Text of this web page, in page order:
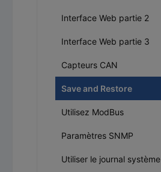
Interface Web partie 2
Interface Web partie 3
Capteurs CAN
Save and Restore
Utilisez ModBus
Paramètres SNMP
Utiliser le journal système